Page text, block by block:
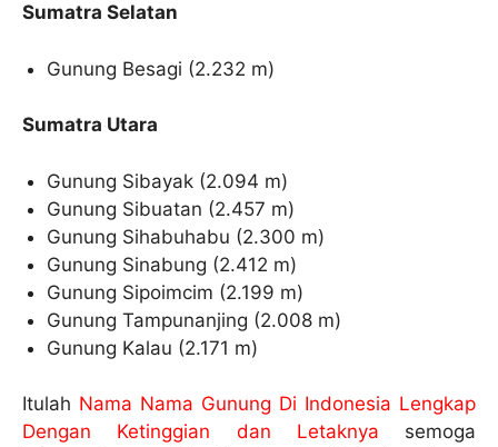
Sumatra Selatan
Gunung Besagi (2.232 m)
Sumatra Utara
Gunung Sibayak (2.094 m)
Gunung Sibuatan (2.457 m)
Gunung Sihabuhabu (2.300 m)
Gunung Sinabung (2.412 m)
Gunung Sipoimcim (2.199 m)
Gunung Tampunanjing (2.008 m)
Gunung Kalau (2.171 m)
Itulah Nama Nama Gunung Di Indonesia Lengkap
Dengan Ketinggian dan Letaknya semoga